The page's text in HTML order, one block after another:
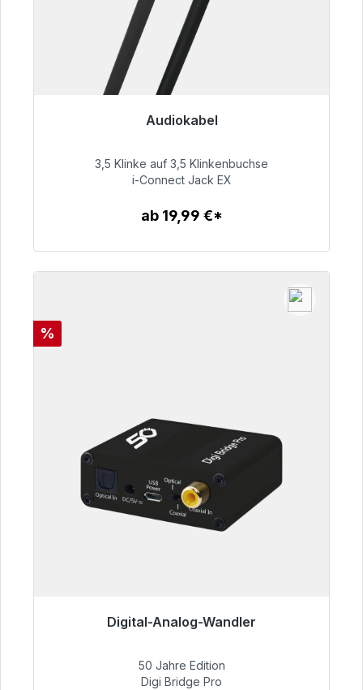
Audiokabel
51,99 €
3,5 Klinke auf 3,5 Klinkenbuchse
i-Connect Jack EX
ab 19,99 €*
Rabatt
%
Digital-Analog-Wandler
52,84 €
50 Jahre Edition
Digi Bridge Pro